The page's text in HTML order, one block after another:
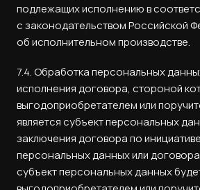
подлежащих исполнению в
с законодательством Российской
об исполнительном производстве.
7.4. Обработка персональных
исполнения договора, стороной
выгодоприобретателем или
является субъект персональных
заключения договора по
персональных данных или
субъект персональных данных